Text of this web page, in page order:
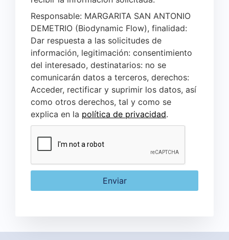
Responsable: MARGARITA SAN ANTONIO
DEMETRIO (Biodynamic Flow), finalidad:
Dar respuesta a las solicitudes de
información, legitimación: consentimiento
del interesado, destinatarios: no se
comunicarán datos a terceros, derechos:
Acceder, rectificar y suprimir los datos, así
como otros derechos, tal y como se
explica en la política de privacidad.
Enviar